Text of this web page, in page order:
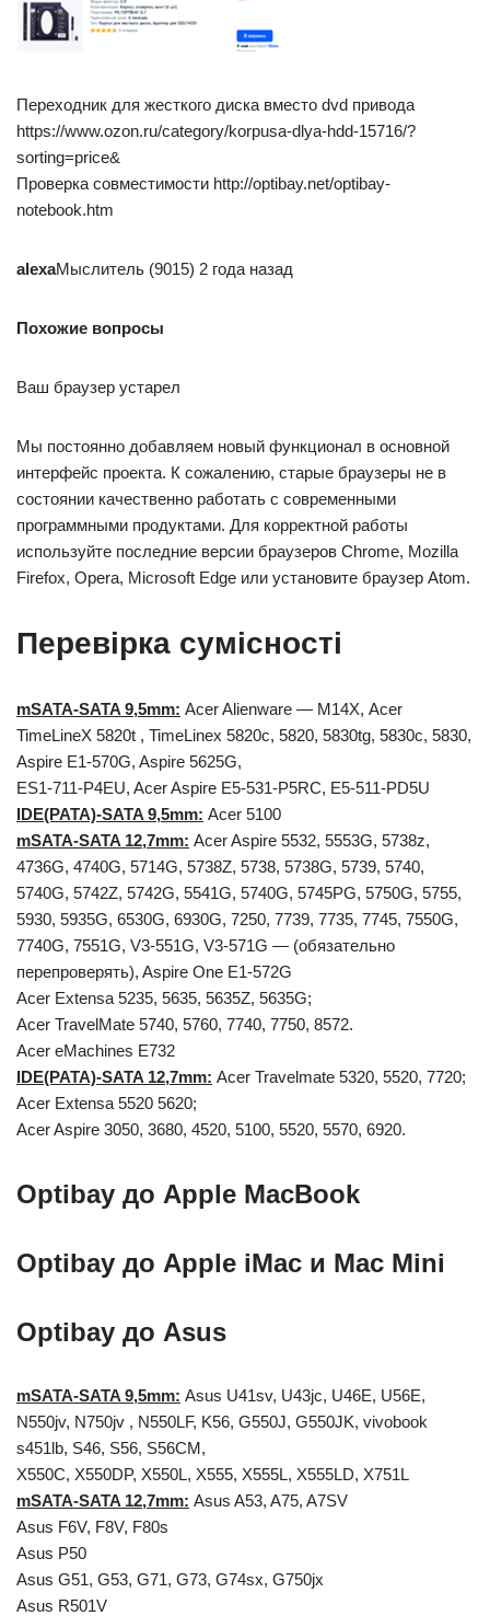
Переходник для жесткого диска вместо dvd привода
https://www.ozon.ru/category/korpusa-dlya-hdd-15716/?
sorting=price&
Проверка совместимости http://optibay.net/optibay-
notebook.htm
alexaМыслитель (9015) 2 года назад
Похожие вопросы
Ваш браузер устарел
Мы постоянно добавляем новый функционал в основной
интерфейс проекта. К сожалению, старые браузеры не в
состоянии качественно работать с современными
программными продуктами. Для корректной работы
используйте последние версии браузеров Chrome, Mozilla
Firefox, Opera, Microsoft Edge или установите браузер Atom.
Перевірка сумісності
mSATA-SATA 9,5mm: Acer Alienware — М14Х, Acer
TimeLineX 5820t , TimeLinex 5820с, 5820, 5830tg, 5830с, 5830,
Aspire E1-570G, Aspire 5625G,
ES1-711-P4EU, Acer Aspire E5-531-P5RC, E5-511-PD5U
IDE(PATA)-SATA 9,5mm: Acer 5100
mSATA-SATA 12,7mm: Acer Aspire 5532, 5553G, 5738z,
4736G, 4740G, 5714G, 5738Z, 5738, 5738G, 5739, 5740,
5740G, 5742Z, 5742G, 5541G, 5740G, 5745PG, 5750G, 5755,
5930, 5935G, 6530G, 6930G, 7250, 7739, 7735, 7745, 7550G,
7740G, 7551G, V3-551G, V3-571G — (обязательно
перепроверять), Aspire One E1-572G
Acer Extensa 5235, 5635, 5635Z, 5635G;
Acer TravelMate 5740, 5760, 7740, 7750, 8572.
Acer eMachines E732
IDE(PATA)-SATA 12,7mm: Acer Travelmate 5320, 5520, 7720;
Acer Extensa 5520 5620;
Acer Aspire 3050, 3680, 4520, 5100, 5520, 5570, 6920.
Optibay до Apple MacBook
Optibay до Apple iMac и Mac Mini
Optibay до Asus
mSATA-SATA 9,5mm: Asus U41sv, U43jc, U46E, U56E,
N550jv, N750jv , N550LF, K56, G550J, G550JK, vivobook
s451lb, S46, S56, S56CM,
X550C, X550DP, X550L, X555, X555L, X555LD, X751L
mSATA-SATA 12,7mm: Asus A53, A75, A7SV
Asus F6V, F8V, F80s
Asus P50
Asus G51, G53, G71, G73, G74sx, G750jx
Asus R501V